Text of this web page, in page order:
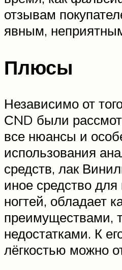
отзывам
явным,
Плюсы
Независимо от
СND были
все нюансы и
использования
средств, лак
иное средство
ногтей, обладает
преимуществами,
недостатками. К
лёгкостью можно